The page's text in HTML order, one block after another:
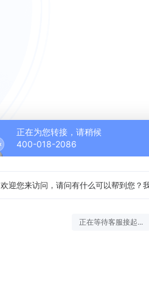
正在为您转接，请稍候
400-018-2086
欢迎您来访问，请问有什么可以帮到您？
正在等待客服接起...